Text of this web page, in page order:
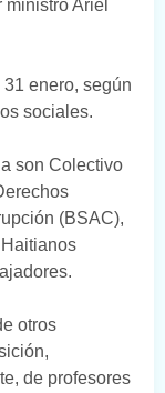
Ariel
enero, según
sociales.
son Colectivo
(BSAC),
otros
de profesores